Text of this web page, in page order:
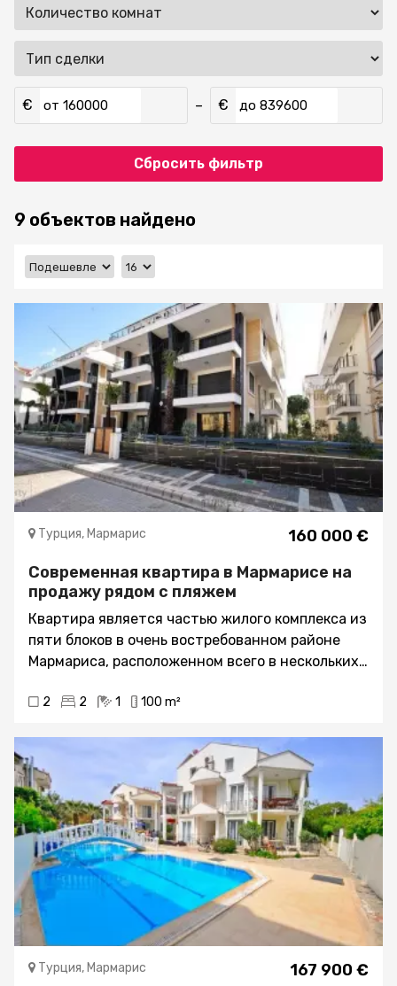
€ от – € до
Сбросить фильтр
9 объектов найдено
160 000 €
Турция, Мармарис
Современная квартира в Мармарисе на
продажу рядом с пляжем
Квартира является частью жилого комплекса из
пяти блоков в очень востребованном районе
Мармариса, расположенном всего в нескольких
побережья. Объект находится в отличном
преимущества:- Ухоженные ландшафтные
сады- Много места для отдыха на свежем
воздухе- Высокая степень безопасности
территории в любое время- Парковка для
автомобилейО квартиреКвартира имеет
просторную внутреннюю планировку и
включает в себя большую гостиную со
смещенной кухней и столовой. Кухня полностью
оборудована фирменной техникой и бытовой
техникой. Гостиная светлая и просторная, а
спальни двухместные, что позволяет
разместиться двум взрослым в каждой
2 2 1 100 m²
167 900 €
Турция, Мармарис